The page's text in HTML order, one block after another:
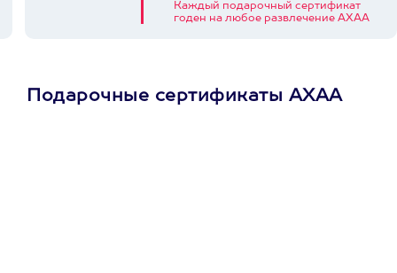
Каждый подарочный сертификат
годен на любое развлечение АХАА
Подарочные сертификаты АХАА